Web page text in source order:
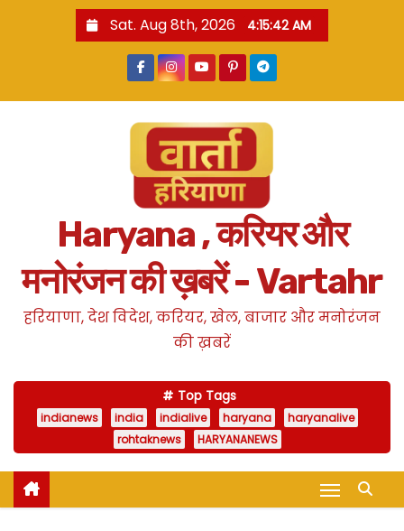
Sat. Aug 8th, 2026 4:15:43 AM
Haryana , करियर और
मनोरंजन की ख़बरें - Vartahr
हरियाणा, देश विदेश, करियर, खेल, बाजार और मनोरंजन
की ख़बरें
Top Tags
indianews india indialive haryana
haryanalive
rohtaknews
HARYANANEWS